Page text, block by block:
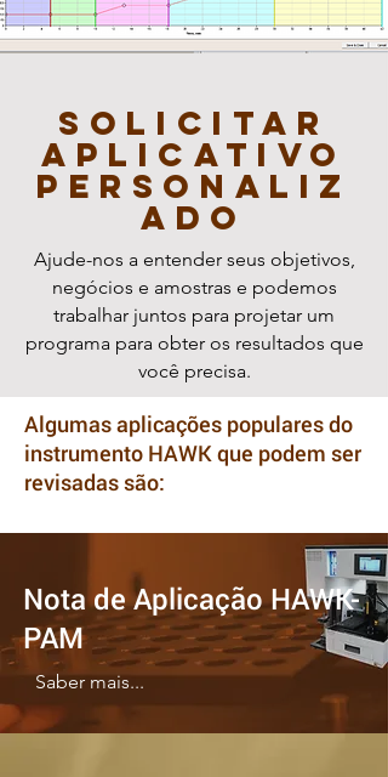
Solicitar
aplicativo
personaliz
ado
Ajude-nos a entender seus objetivos,
negócios e amostras e podemos
trabalhar juntos para projetar um
programa para obter os resultados que
você precisa.
Algumas aplicações populares do
instrumento HAWK que podem ser
revisadas são:
Nota de Aplicação HAWK-
PAM
Saber mais...